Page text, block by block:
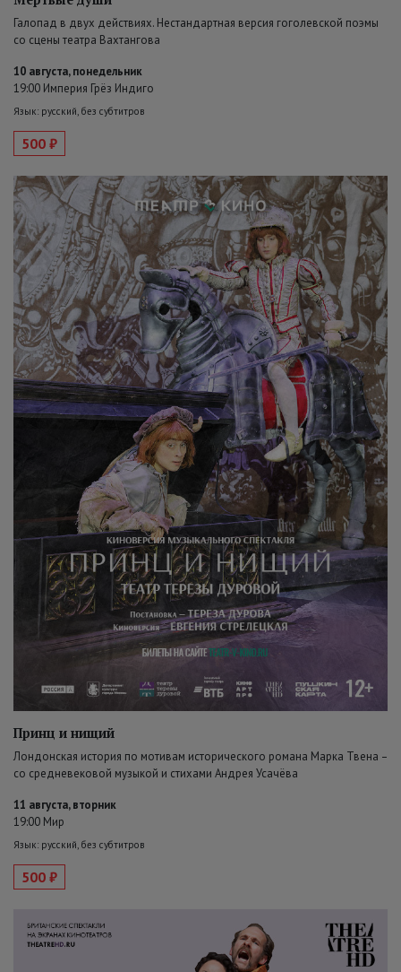
Галопад в двух действиях. Нестандартная версия гоголевской поэмы
со сцены театра Вахтангова
10 августа, понедельник
19:00 Империя Грёз Индиго
Язык: русский, без субтитров
500 ₽
Принц и нищий
Лондонская история по мотивам исторического романа Марка Твена –
со средневековой музыкой и стихами Андрея Усачёва
11 августа, вторник
19:00 Мир
Язык: русский, без субтитров
500 ₽